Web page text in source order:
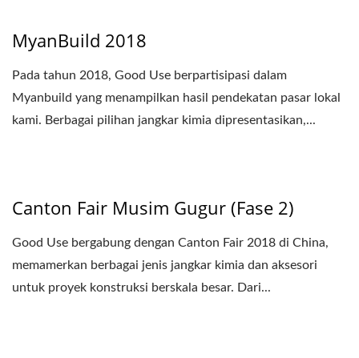
MyanBuild 2018
Pada tahun 2018, Good Use berpartisipasi dalam
Myanbuild yang menampilkan hasil pendekatan pasar lokal
kami. Berbagai pilihan jangkar kimia dipresentasikan,...
Canton Fair Musim Gugur (Fase 2)
Good Use bergabung dengan Canton Fair 2018 di China,
memamerkan berbagai jenis jangkar kimia dan aksesori
untuk proyek konstruksi berskala besar. Dari...